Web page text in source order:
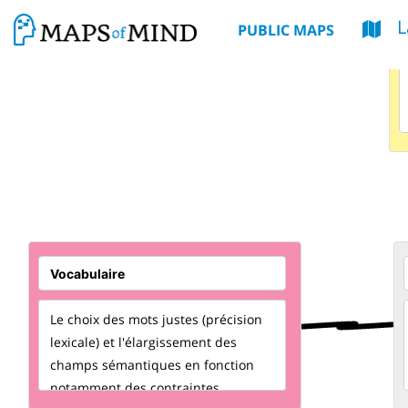
PUBLIC MAPS
Le choix des mots justes (précision
lexicale) et l'élargissement des
champs sémantiques en fonction
notammentdes contraintes